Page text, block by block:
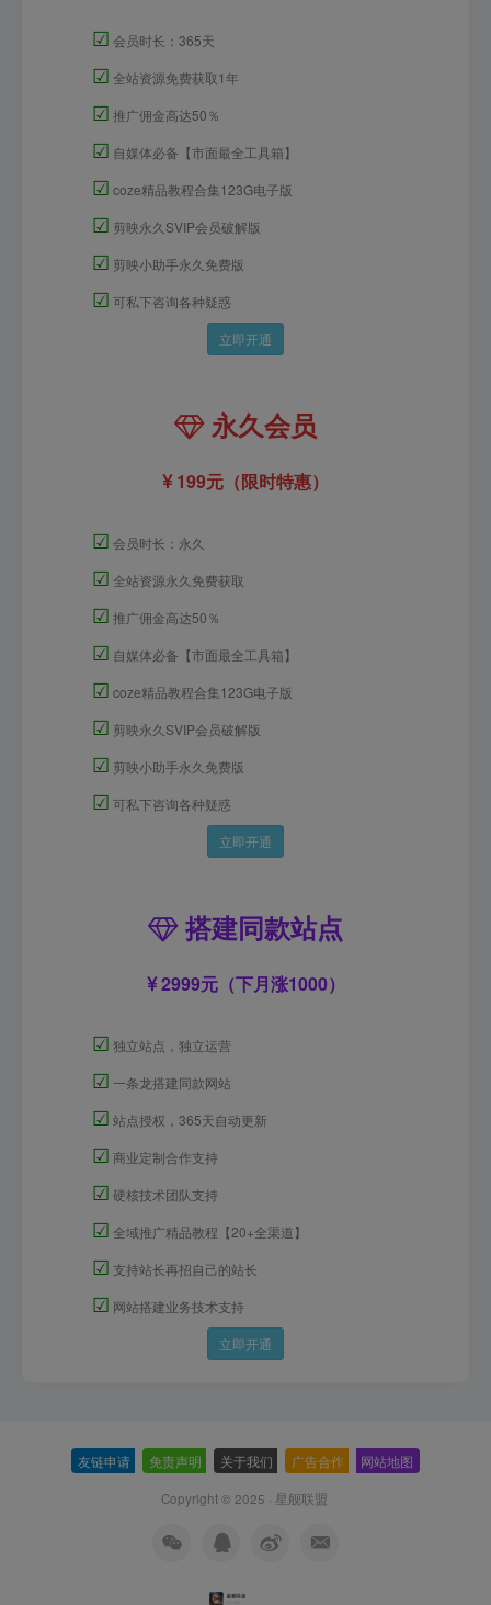
☑ 会员时长：365天
☑ 全站资源免费获取1年
☑ 推广佣金高达50％
☑ 自媒体必备【市面最全工具箱】
☑ coze精品教程合集123G电子版
☑ 剪映永久SVIP会员破解版
☑ 剪映小助手永久免费版
☑ 可私下咨询各种疑惑
立即开通
永久会员
199元（限时特惠）
☑ 会员时长：永久
☑ 全站资源永久免费获取
☑ 推广佣金高达50％
☑ 自媒体必备【市面最全工具箱】
☑ coze精品教程合集123G电子版
☑ 剪映永久SVIP会员破解版
☑ 剪映小助手永久免费版
☑ 可私下咨询各种疑惑
立即开通
搭建同款站点
2999元（下月涨1000）
☑ 独立站点，独立运营
☑ 一条龙搭建同款网站
☑ 站点授权，365天自动更新
☑ 商业定制合作支持
☑ 硬核技术团队支持
☑ 全域推广精品教程【20+全渠道】
☑ 支持站长再招自己的站长
☑ 网站搭建业务技术支持
立即开通
友链申请 免责声明 关于我们 广告合作 网站地图
Copyright © 2025 · 星舰联盟